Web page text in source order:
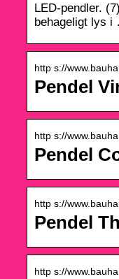
LED-pendler.
behageligt lys i
http s://
Pendel
http s://
Pendel
http s://
Pendel
http s://